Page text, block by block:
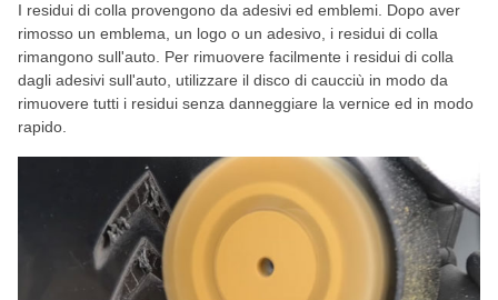
I residui di colla provengono da adesivi ed emblemi. Dopo aver
rimosso un emblema, un logo o un adesivo, i residui di colla
rimangono sull'auto. Per rimuovere facilmente i residui di colla
dagli adesivi sull'auto, utilizzare il disco di caucciù in modo da
rimuovere tutti i residui senza danneggiare la vernice ed in modo
rapido.